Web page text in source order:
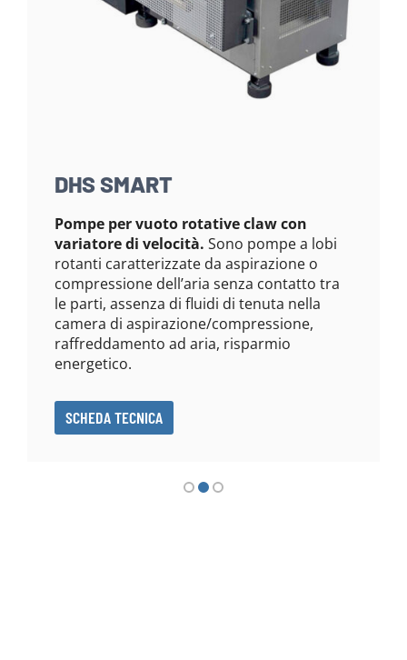
DHS SMART
Pompe per vuoto rotative claw con
variatore di velocità. Sono pompe a lobi
rotanti caratterizzate da aspirazione o
compressione dell’aria senza contatto tra
le parti, assenza di fluidi di tenuta nella
camera di aspirazione/compressione,
raffreddamento ad aria, risparmio
energetico.
SCHEDA TECNICA